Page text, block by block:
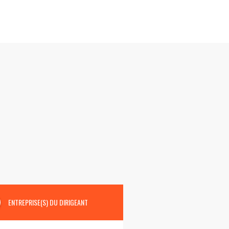
ENTREPRISE(S) DU DIRIGEANT